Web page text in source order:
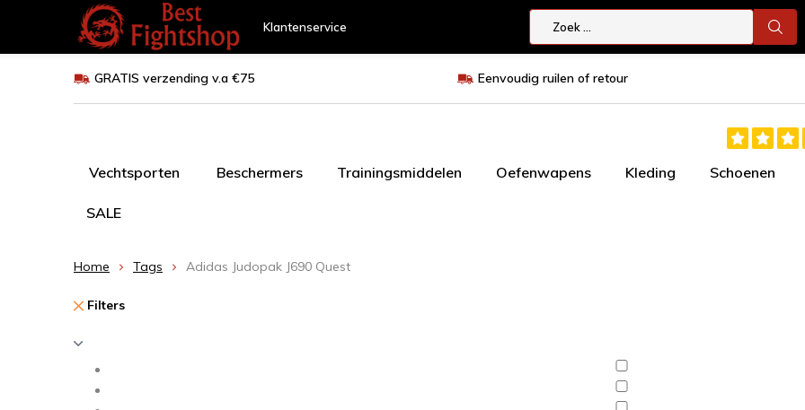
Klantenservice
GRATIS verzending v.a €75 Eenvoudig ruilen of retour
Vechtsporten Beschermers Trainingsmiddelen Oefenwapens Kleding Schoenen
SALE
Home Tags Adidas Judopak J690 Quest
Filters